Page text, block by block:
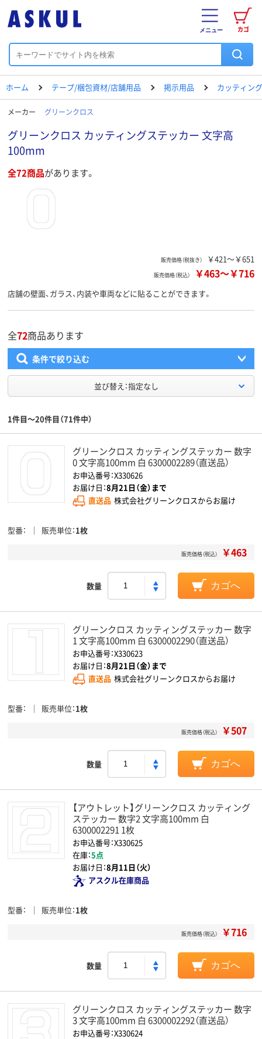
カゴ
メニュー
ホーム テープ/梱包資材/店舗用品 掲示用品 カッティン
メーカー グリーンクロス
グリーンクロス カッティングステッカー 文字高
100mm
全72商品があります。
販売価格（税抜き） ￥421～￥651
販売価格（税込） ￥463～￥716
店舗の壁面、ガラス、内装や車両などに貼ることができます。
全72商品あります
条件で絞り込む
並び替え：指定なし
1件目～20件目（71件中）
グリーンクロス カッティングステッカー 数字
0 文字高100mm 白 6300002289（直送品）
お申込番号：X330626
お届け日：8月21日（金）まで
直送品 株式会社グリーンクロスからお届け
型番 販売単位 1枚
販売価格（税込） ￥463
数量 カゴへ
グリーンクロス カッティングステッカー 数字
1 文字高100mm 白 6300002290（直送品）
お申込番号：X330623
お届け日：8月21日（金）まで
直送品 株式会社グリーンクロスからお届け
型番 販売単位 1枚
販売価格（税込） ￥507
数量 カゴへ
【アウトレット】グリーンクロス カッティング
ステッカー 数字2 文字高100mm 白
6300002291 1枚
お申込番号：X330625
在庫：5点
お届け日：8月11日（火）
アスクル在庫商品
型番 販売単位 1枚
販売価格（税込） ￥716
数量 カゴへ
グリーンクロス カッティングステッカー 数字
3 文字高100mm 白 6300002292（直送品）
お申込番号：X330624